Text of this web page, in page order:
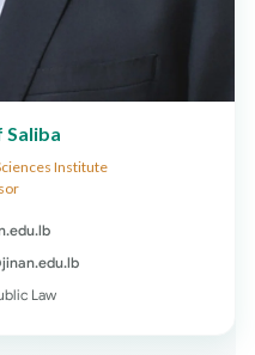
Saliba
Institute
Law